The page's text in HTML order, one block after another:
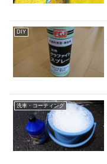
DIY
洗車・コーティング